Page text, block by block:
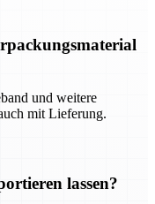
und weitere
mit Lieferung.
lassen?